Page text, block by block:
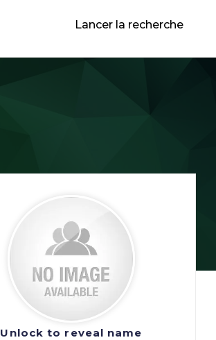
Lancer la recherche
Unlock to reveal name